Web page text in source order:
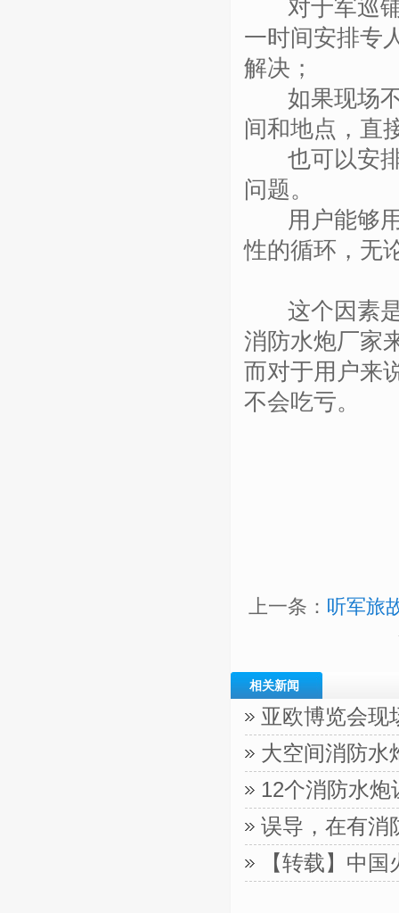
对于军巡铺
一时间安排专
解决；
如果现场不
间和地点，直
也可以安
问题。
用户能够用
性的循环，无
这个因素是
消防水炮厂家
而对于用户来
不会吃亏。
上一条： 听军旅
相关新闻
亚欧博览会现
大空间消防水
12个消防水
误导，在有消
【转载】中